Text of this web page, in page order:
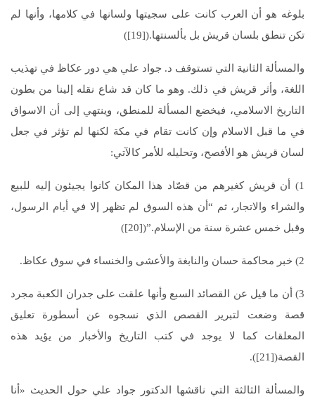
بلوغه هو أن العرب كانت على سجيتها ولسانها في كلامها، وأنها لم
تكن تنطق بلسان قريش بل بألسنتها.([19])
والمسألة الثانية التي تستوقف د. جواد علي هي دور عكاظ في تهذيب
اللغة، وأثر قريش في ذلك. وهو ما كان قد شاع نقله إلينا من بطون
التاريخ الاسلامي، فيخضع المسألة للمنطق، وينتهي إلى أن الاسواق
في ما قبل الاسلام وإن كانت تقام في مكة لكنها لم تؤثر في جعل
لسان قريش هو الأفصح، وتحليله للأمر كالآتي:
1) أن قريش كغيرهم من قصّاد هذا المكان كانوا يجيئون إليه للبيع
والشراء والاتجار، ثم “أن هذه السوق لم تظهر إلا في أيام الرسول،
وقبل خمس عشرة سنة من الإسلام.”([20])
2) خبر محاكمة حسان والنابغة والأعشى والخنساء في سوق عكاظ.
3) أن ما قيل عن القصائد السبع وأنها علقت على جدران الكعبة مجرد
قصة وضعت لتبرير القصص الذي نسجوه عن أسطورة تعليق
المعلقات كما لا يوجد في كتب التاريخ والأخبار من يؤيد هذه
القصة([21]).
والمسألة الثالثة التي ناقشها الدكتور جواد علي حول الحديث «أنا